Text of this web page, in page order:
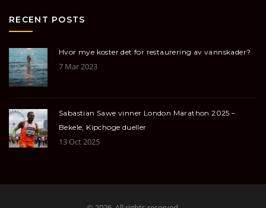
RECENT POSTS
Hvor mye koster det for restaurering av vannskader?
7 Mar 2023
Sabastian Sawe vinner London Marathon 2025 –
Bekele, Kipchoge dueller
13 Oct 2025